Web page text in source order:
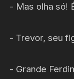
- Mas olha só!
- Trevor, seu
- Grande